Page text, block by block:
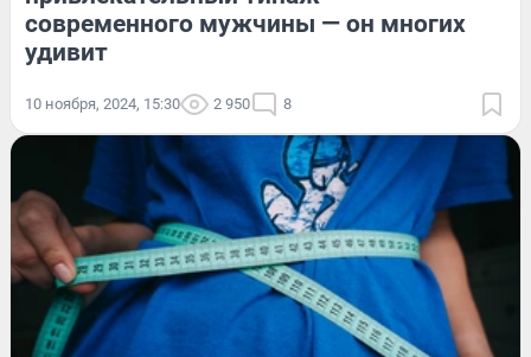
современного мужчины — он многих
удивит
10 ноября, 2024, 15:30 2 950 8